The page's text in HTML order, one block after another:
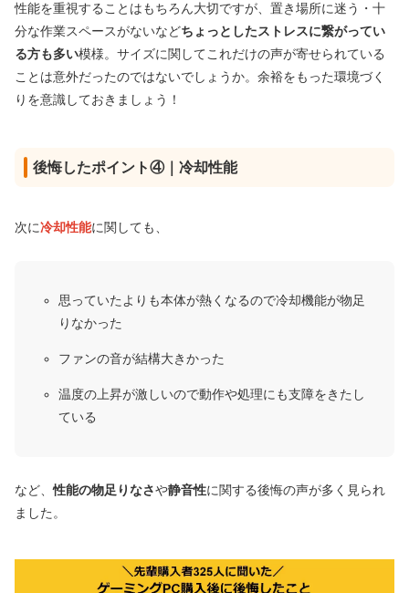
性能を重視することはもちろん大切ですが、置き場所に迷う・十
分な作業スペースがないなどちょっとしたストレスに繋がってい
る方も多い模様。サイズに関してこれだけの声が寄せられている
ことは意外だったのではないでしょうか。余裕をもった環境づく
りを意識しておきましょう！
後悔したポイント④｜冷却性能
次に冷却性能に関しても、
思っていたよりも本体が熱くなるので冷却機能が物足
りなかった
ファンの音が結構大きかった
温度の上昇が激しいので動作や処理にも支障をきたし
ている
など、性能の物足りなさや静音性に関する後悔の声が多く見られ
ました。